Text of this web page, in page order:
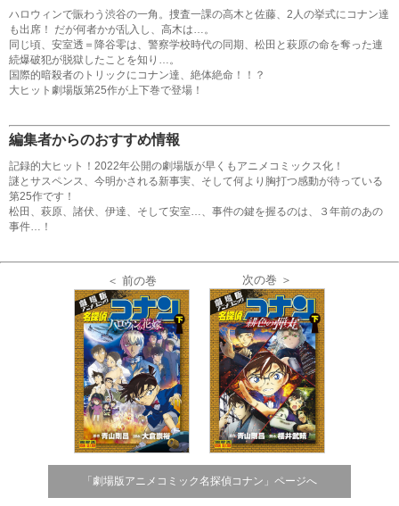
ハロウィンで賑わう渋谷の一角。捜査一課の高木と佐藤、2人の挙式にコナン達
も出席！ だが何者かが乱入し、高木は…。
同じ頃、安室透＝降谷零は、警察学校時代の同期、松田と萩原の命を奪った連
続爆破犯が脱獄したことを知り…。
国際的暗殺者のトリックにコナン達、絶体絶命！！？
大ヒット劇場版第25作が上下巻で登場！
編集者からのおすすめ情報
記録的大ヒット！2022年公開の劇場版が早くもアニメコミックス化！
謎とサスペンス、今明かされる新事実、そして何より胸打つ感動が待っている
第25作です！
松田、萩原、諸伏、伊達、そして安室…、事件の鍵を握るのは、３年前のあの
事件…！
＜ 前の巻 次の巻 ＞
「劇場版アニメコミック名探偵コナン」ページへ